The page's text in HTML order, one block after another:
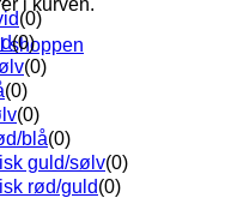
i kurven.
shoppen
(0)
(0)
(0)
(0)
(0)
blå(0)
guld/sølv(0)
rød/guld(0)